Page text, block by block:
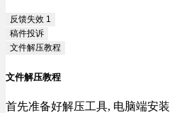
反馈失效 1
稿件投诉
文件解压教程
文件解压教程
首先准备好解压工具, 电脑端安装